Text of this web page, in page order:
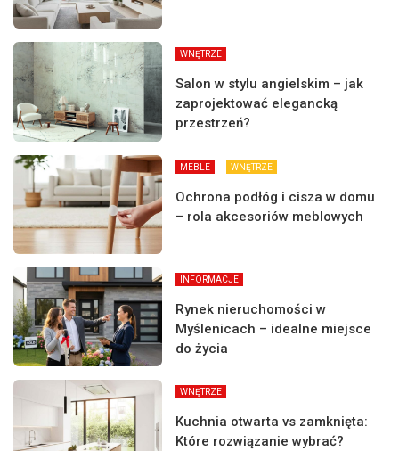
WNĘTRZE
Salon w stylu angielskim – jak
zaprojektować elegancką
przestrzeń?
MEBLE WNĘTRZE
Ochrona podłóg i cisza w domu
– rola akcesoriów meblowych
INFORMACJE
Rynek nieruchomości w
Myślenicach – idealne miejsce
do życia
WNĘTRZE
Kuchnia otwarta vs zamknięta:
Które rozwiązanie wybrać?